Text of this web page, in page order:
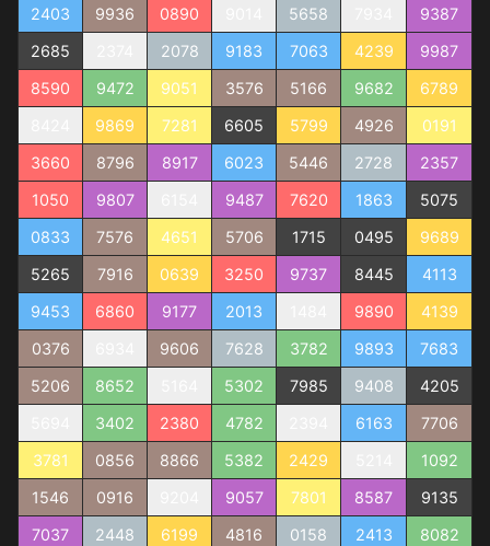
2403
9936 0890 5658
9387
2685
2078 9183 7063 4239
9987
8590
9472 9051 3576 5166 9682
6789
9869 7281 6605 5799 4926
0191
3660
8796 8917 6023 5446 2728
2357
1050
9807 9487 7620 1863
5075
0833
7576 4651 5706 1715 0495
9689
5265
7916 0639 3250 9737 8445
4113
9453
6860 9177 2013 9890
4139
0376
9606 7628 3782 9893
7683
5206
8652 5302 7985 9408
4205
3402 2380 4782 6163
7706
3781
0856 8866 5382 2429
1092
1546
0916 9057 7801 8587
9135
7037
2448 6199 4816 0158 2413 8082